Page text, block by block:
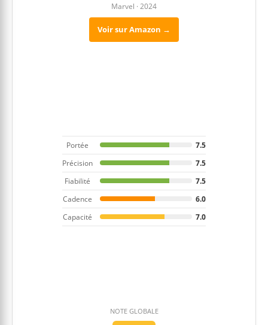
Marvel · 2024
Voir sur Amazon →
Portée
7.5
Précision
7.5
Fiabilité
7.5
Cadence
6.0
Capacité
7.0
NOTE GLOBALE